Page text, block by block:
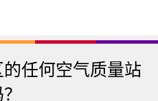
任何空气质量站